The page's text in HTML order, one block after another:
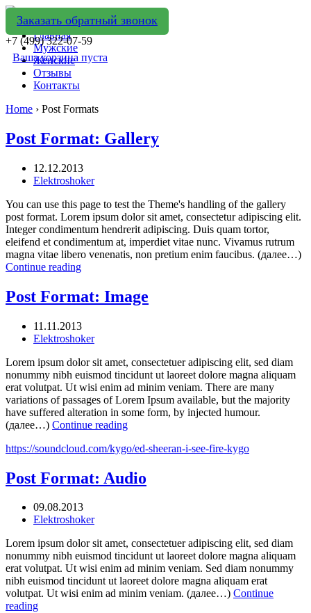
Заказать обратный звонок
+7 (499) 322-07-59
Ваша корзина пуста
Главная
Мужские
Женские
Отзывы
Контакты
Home › Post Formats
Post Format: Gallery
12.12.2013
Elektroshoker
You can use this page to test the Theme's handling of the gallery
post format. Lorem ipsum dolor sit amet, consectetur adipiscing elit.
Integer condimentum hendrerit adipiscing. Duis quam tortor,
eleifend et condimentum at, imperdiet vitae nunc. Vivamus rutrum
magna vitae libero venenatis, non pretium enim faucibus. (далее…)
Continue reading
Post Format: Image
11.11.2013
Elektroshoker
Lorem ipsum dolor sit amet, consectetuer adipiscing elit, sed diam
nonummy nibh euismod tincidunt ut laoreet dolore magna aliquam
erat volutpat. Ut wisi enim ad minim veniam. There are many
variations of passages of Lorem Ipsum available, but the majority
have suffered alteration in some form, by injected humour.
(далее…) Continue reading
https://soundcloud.com/kygo/ed-sheeran-i-see-fire-kygo
Post Format: Audio
09.08.2013
Elektroshoker
Lorem ipsum dolor sit amet, consectetuer adipiscing elit, sed diam
nonummy nibh euismod tincidunt ut laoreet dolore magna aliquam
erat volutpat. Ut wisi enim ad minim veniam. Sed diam nonummy
nibh euismod tincidunt ut laoreet dolore magna aliquam erat
volutpat. Ut wisi enim ad minim veniam. (далее…) Continue
reading